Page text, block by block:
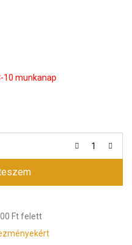
10 munkanap
Ft felett